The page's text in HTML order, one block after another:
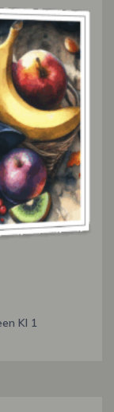
KI 1